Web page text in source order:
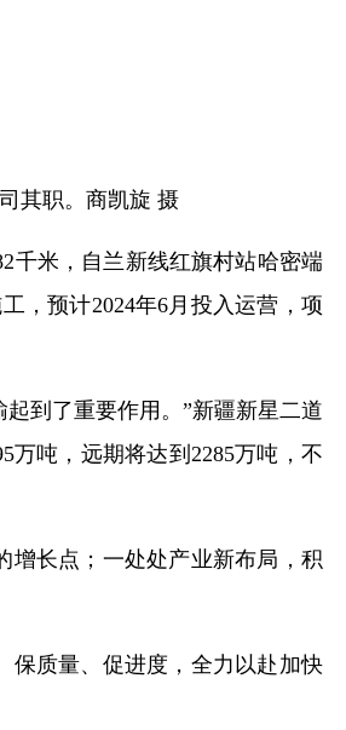
其职。商凯旋 摄
千米，自兰新线红旗村站哈密端
，预计2024年6月投入运营，项
到了重要作用。”新疆新星二道
吨，远期将达到2285万吨，不
增长点；一处处产业新布局，积
保质量、促进度，全力以赴加快